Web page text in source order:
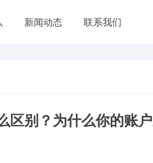
新闻动态 联系我们
区别？为什么你的账